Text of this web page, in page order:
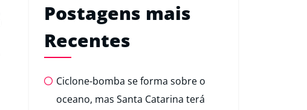
Postagens mais
Recentes
Ciclone-bomba se forma sobre o
oceano, mas Santa Catarina terá